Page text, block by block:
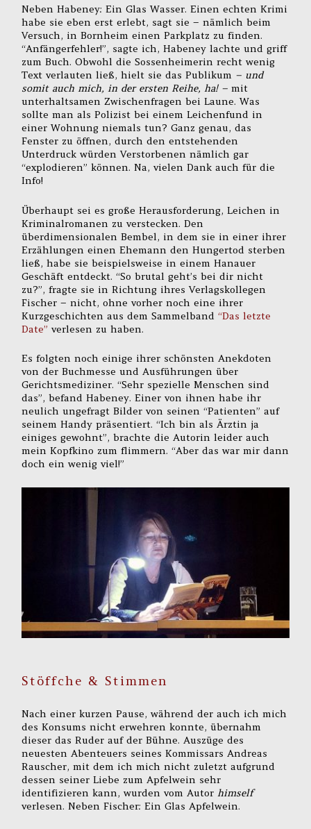
Neben Habeney: Ein Glas Wasser. Einen echten Krimi
habe sie eben erst erlebt, sagt sie – nämlich beim
Versuch, in Bornheim einen Parkplatz zu finden.
“Anfängerfehler!”, sagte ich, Habeney lachte und griff
zum Buch. Obwohl die Sossenheimerin recht wenig
Text verlauten ließ, hielt sie das Publikum – und
somit auch mich, in der ersten Reihe, ha! – mit
unterhaltsamen Zwischenfragen bei Laune. Was
sollte man als Polizist bei einem Leichenfund in
einer Wohnung niemals tun? Ganz genau, das
Fenster zu öffnen, durch den entstehenden
Unterdruck würden Verstorbenen nämlich gar
“explodieren” können. Na, vielen Dank auch für die
Info!
Überhaupt sei es große Herausforderung, Leichen in
Kriminalromanen zu verstecken. Den
überdimensionalen Bembel, in dem sie in einer ihrer
Erzählungen einen Ehemann den Hungertod sterben
ließ, habe sie beispielsweise in einem Hanauer
Geschäft entdeckt. “So brutal geht’s bei dir nicht
zu?”, fragte sie in Richtung ihres Verlagskollegen
Fischer – nicht, ohne vorher noch eine ihrer
Kurzgeschichten aus dem Sammelband“Das letzte
Date” verlesen zu haben.
Es folgten noch einige ihrer schönsten Anekdoten
von der Buchmesse und Ausführungen über
Gerichtsmediziner. “Sehr spezielle Menschen sind
das”, befand Habeney. Einer von ihnen habe ihr
neulich ungefragt Bilder von seinen “Patienten” auf
seinem Handy präsentiert. “Ich bin als Ärztin ja
einiges gewohnt”, brachte die Autorin leider auch
mein Kopfkino zum flimmern. “Aber das war mir dann
doch ein wenig viel!”
Stöffche & Stimmen
Nach einer kurzen Pause, während der auch ich mich
des Konsums nicht erwehren konnte, übernahm
dieser das Ruder auf der Bühne. Auszüge des
neuesten Abenteuers seines Kommissars Andreas
Rauscher, mit dem ich mich nicht zuletzt aufgrund
dessen seiner Liebe zum Apfelwein sehr
identifizieren kann, wurden vom Autorhimself
verlesen. Neben Fischer: Ein Glas Apfelwein.